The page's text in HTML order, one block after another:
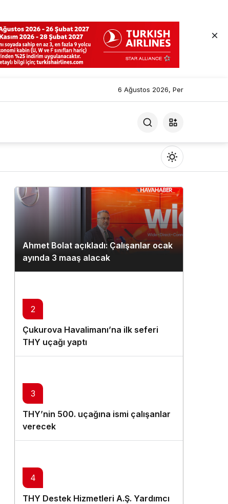
6 Ağustos 2026, Per
Mod
değiştir
Gündüz Modu
Gündüz modunu seçin.
Sistem modunu seçin.
Ahmet Bolat açıkladı: Çalışanlar ocak
ayında 3 maaş alacak
2
Çukurova Havalimanı’na ilk seferi
THY uçağı yaptı
3
THY’nin 500. uçağına ismi çalışanlar
verecek
4
THY Destek Hizmetleri A.Ş. Yardımcı